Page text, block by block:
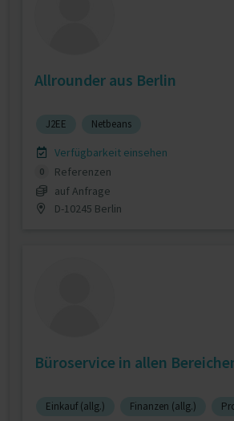
Allrounder aus Berlin
J2EE Netbeans
Verfügbarkeit einsehen
0
Referenzen
auf Anfrage
D-10245 Berlin
Büroservice in allen
Einkauf (allg.) Finanzen (allg.)